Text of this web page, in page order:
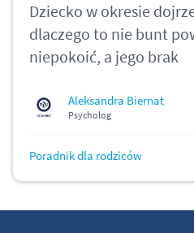
Dziecko w okresie
dlaczego to nie bunt
niepokoić, a jego brak
Aleksandra Biernat
Psycholog
Poradnik dla rodziców